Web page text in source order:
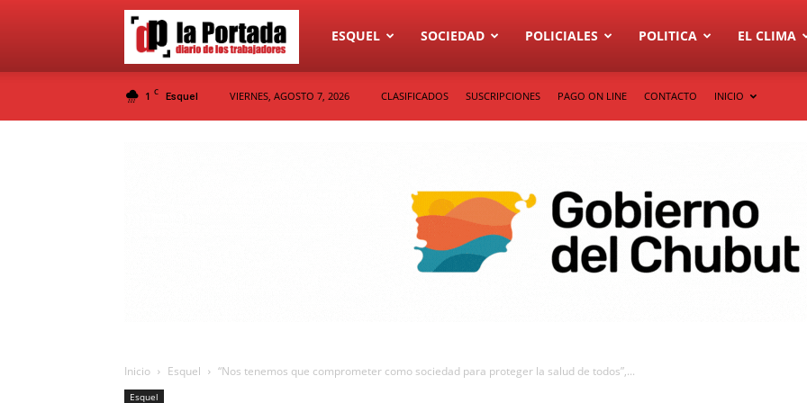
Diario
La
ESQUEL SOCIEDAD POLICIALES POLITICA EL CLIMA
1 C Esquel VIERNES, AGOSTO 7, 2026 CLASIFICADOS SUSCRIPCIONES PAGO ON LINE CONTACTO INICIO
Inicio Esquel “Nos tenemos que comprometer como sociedad para proteger la salud de todos”,...
Esquel